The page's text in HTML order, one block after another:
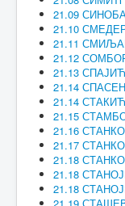
21.09
21.10
21.11
21.12
21.13
21.14
21.14
21.15
21.16
21.17
21.18
21.18
21.18